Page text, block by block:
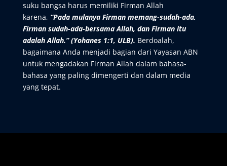
suku bangsa harus memiliki Firman Allah
karena, “Pada mulanya Firman memang-sudah-ada,
Firman sudah-ada-bersama Allah, dan Firman itu
adalah Allah.” (Yohanes 1:1, ULB). Berdoalah,
bagaimana Anda menjadi bagian dari Yayasan ABN
untuk mengadakan Firman Allah dalam bahasa-
bahasa yang paling dimengerti dan dalam media
yang tepat.